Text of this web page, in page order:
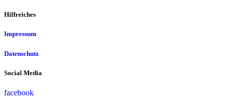
Hilfreiches
Impressum
Datenschutz
Social Media
facebook